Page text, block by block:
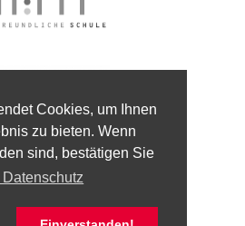
Cookies, um Ihnen
zu bieten. Wenn
sind, bestätigen Sie
Datenschutz